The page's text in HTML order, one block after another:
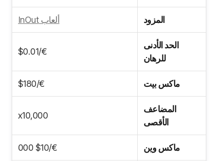
المزود ألعاب InOut
الحد الأدنى
للرهان
€/$0.01
ماكس بيت €/$180
المضاعف
الأقصى
x10,000
ماكس وين €/$10 000